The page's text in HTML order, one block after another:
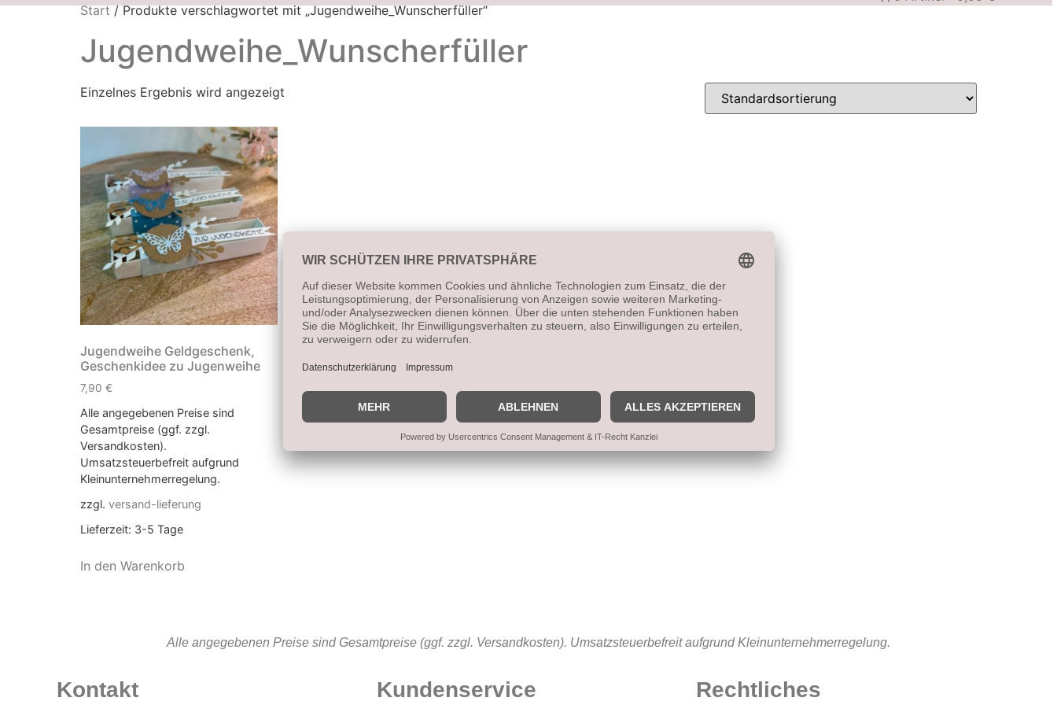
Start/ Produkte verschlagwortet mit „Jugendweihe_Wunscherfüller“
Jugendweihe_Wunscherfüller
Einzelnes Ergebnis wird angezeigt
Jugendweihe Geldgeschenk,
Geschenkidee zu Jugenweihe
7,90 €
Alle angegebenen Preise sind
Gesamtpreise (ggf. zzgl.
Versandkosten).
Umsatzsteuerbefreit aufgrund
Kleinunternehmerregelung.
zzgl. versand-lieferung
Lieferzeit: 3-5 Tage
In den Warenkorb
Alle angegebenen Preise sind Gesamtpreise (ggf. zzgl. Versandkosten). Umsatzsteuerbefreit aufgrund Kleinunternehmerregelung.
Kontakt Kundenservice Rechtliches